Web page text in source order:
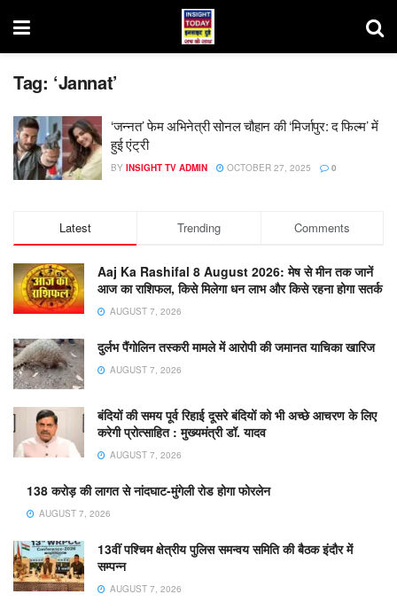
Tag: ‘Jannat’
‘जन्नत’ फेम अभिनेत्री सोनल चौहान की ‘मिर्जापुर: द फिल्म’ में
हुई एंट्री
BY INSIGHT TV ADMIN OCTOBER 27, 2025 0
Latest Trending Comments
Aaj Ka Rashifal 8 August 2026: मेष से मीन तक जानें
आज का राशिफल, किसे मिलेगा धन लाभ और किसे रहना होगा सतर्क
AUGUST 7, 2026
दुर्लभ पैंगोलिन तस्करी मामले में आरोपी की जमानत याचिका खारिज
AUGUST 7, 2026
बंदियों की समय पूर्व रिहाई दूसरे बंदियों को भी अच्छे आचरण के लिए
करेगी प्रोत्साहित : मुख्यमंत्री डॉ. यादव
AUGUST 7, 2026
138 करोड़ की लागत से नांदघाट-मुंगेली रोड होगा फोरलेन
AUGUST 7, 2026
13वीं पश्चिम क्षेत्रीय पुलिस समन्वय समिति की बैठक इंदौर में
सम्पन्न
AUGUST 7, 2026